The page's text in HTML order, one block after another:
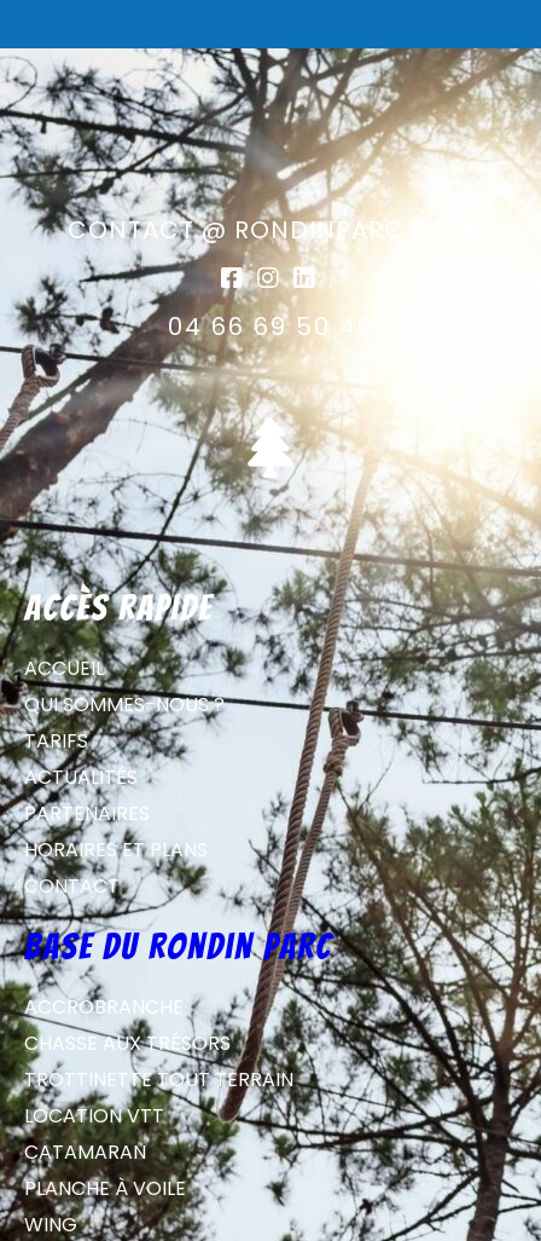
CONTACT @ RONDINPARC.COM
04 66 69 50 46
Accès rapide
ACCUEIL
QUI SOMMES-NOUS ?
TARIFS
ACTUALITÉS
PARTENAIRES
HORAIRES ET PLANS
CONTACT
Base du Rondin parc
ACCROBRANCHE
CHASSE AUX TRÉSORS
TROTTINETTE TOUT TERRAIN
LOCATION VTT
CATAMARAN
PLANCHE À VOILE
WING